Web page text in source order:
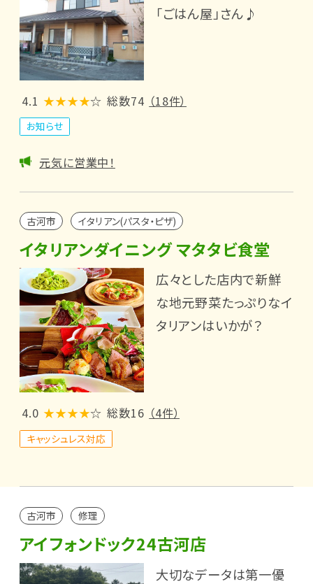
「ごはん屋」さん♪
4.1 ★★★★☆ 総数74 （18件）
お知らせ
元気に営業中！
古河市 イタリアン(パスタ・ピザ)
イタリアンダイニング マタタビ食堂
広々とした店内で新鮮
な地元野菜たっぷりなイ
タリアンはいかが？
4.0 ★★★★☆ 総数16 （4件）
キャッシュレス対応
古河市 修理
アイフォンドック24古河店
大切なデータは第一優